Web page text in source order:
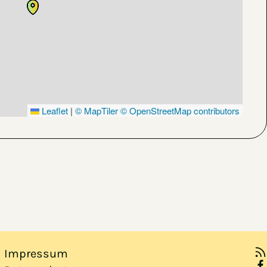
Leaflet | © MapTiler© OpenStreetMap contributors
Impressum